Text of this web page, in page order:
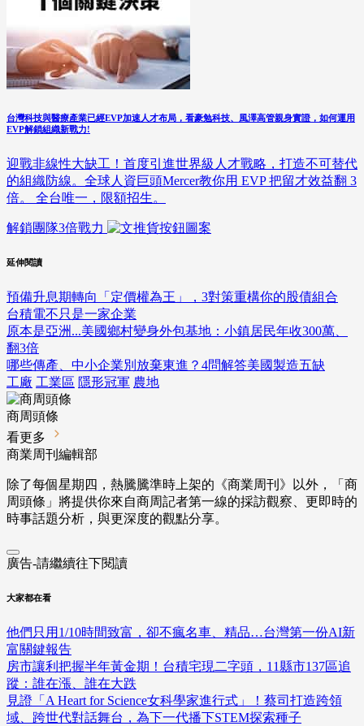
台灣科技與醫療產業已經EVP加速人才布局，看豪勉科技、風澤高管親身實證，如何運用
EVP解鎖組織新戰力!
迎戰非線性大缺工！首度引進世界級人才戰略，打造不可替代
的組織防線。全球人資巨頭Mercer教你用 EVP 把留才效益翻 3
倍。 全台唯一，限額招生。
解鎖團隊3倍戰力
延伸閱讀
預備升息期轉向「定價權為王」，3對策重構你的股債組合
台積電不只是一家企業
原本是亞洲...美國鄉村變身外包基地：小鎮居民年收300萬、
翻3倍
哪些傳產、中小企業別放棄東進？4問解答美國製造五缺
工廠 工業區 隱形冠軍 農地
商周頭條
看更多
商業周刊編輯部
除了每個星期四，熱騰騰準時上架的《商業周刊》以外，「商
周頭條」將提供你來自商周記者第一線的採訪觀察、 更即時的
時事話題分析，與更深度的觀點分享。
廣告-請繼續往下閱讀
大家都在看
他們只用1/10時間致富，卻不瘋名車、精品…台灣第一份AI新
富關鍵報告
房市讓利把握半年黃金期！台積宅現二字頭，11縣市137區追
蹤：誰在漲、誰在大跌
見證「A Heart for Science女科學家進行式」！蔡司打造跨領
域、跨世代對話舞台，為下一代播下STEM探索種子